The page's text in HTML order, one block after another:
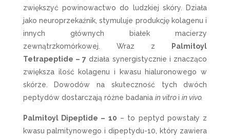
zwiększyć powinowactwo do ludzkiej skóry. Działa
jako neuroprzekaźnik, stymuluje produkcję kolagenu i
innych głównych białek macierzy
zewnątrzkomórkowej. Wraz z
Palmitoyl
Tetrapeptide – 7 działa synergistycznie i znacząco
zwiększa ilość kolagenu i kwasu hialuronowego w
skórze. Dowodów na skuteczność tych dwóch
peptydów dostarczają różne badania in vitroi in vivo.
Palmitoyl Dipeptide – 10 – to peptyd powstały z
kwasu palmitynowego i dipeptydu-10, który zawiera